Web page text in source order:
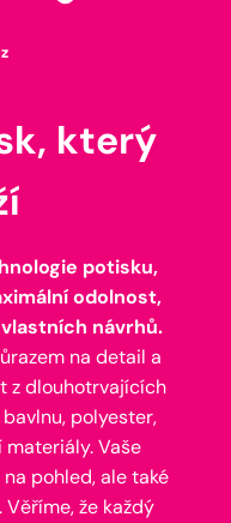
který
potisku,
odolnost,
návrhů.
na detail a
z dlouhotrvajících
polyester,
materiály. Vaše
pohled, ale také
že každý